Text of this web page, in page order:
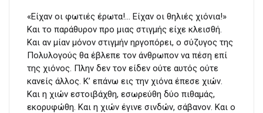
«Είχαν οι φωτιές έρωτα!… Είχαν οι θηλιές χιόνια!»
Και το παράθυρον προ μιας στιγμής είχε κλεισθή.
Και αν μίαν μόνον στιγμήν ηργοπόρει, ο σύζυγος της
Πολυλογούς θα έβλεπε τον άνθρωπον να πέση επί
της χιόνος. Πλην δεν τον είδεν ούτε αυτός ούτε
κανείς άλλος. Κ’ επάνω εις την χιόνα έπεσε χιών.
Και η χιών εστοιβάχθη, εσωρεύθη δύο πιθαμάς,
εκορυφώθη. Και η χιών έγινε σινδών, σάβανον. Και ο